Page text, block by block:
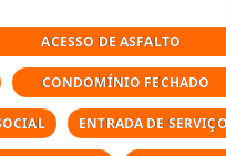
ACESSO DE ASFALTO
CONDOMÍNIO FECHADO
ENTRADA DE